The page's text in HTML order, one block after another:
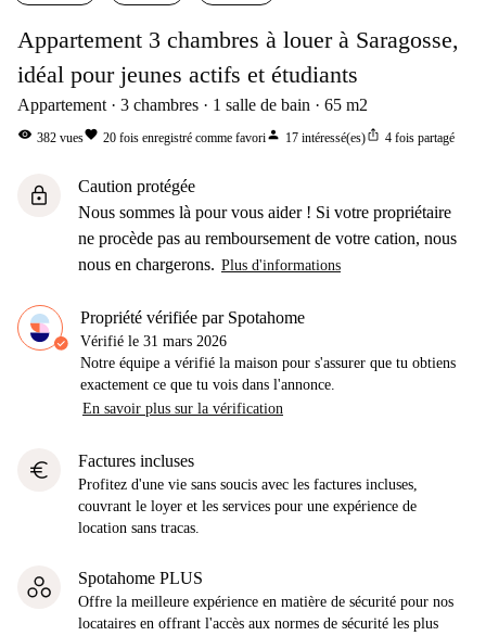
Appartement 3 chambres à louer à Saragosse,
idéal pour jeunes actifs et étudiants
Appartement 3 chambres 1 salle de bain 65 m2
visibility 382 vuesfavorite 20 fois enregistré comme favoriperson 17 intéressé(es)ios_share 4 fois partagé
lock
Caution protégée
Nous sommes là pour vous aider ! Si votre propriétaire
ne procède pas au remboursement de votre cation, nous
nous en chargerons. Plus d'informations
Propriété vérifiée par Spotahome
Vérifié le 31 mars 2026
Notre équipe a vérifié la maison pour s'assurer que tu obtiens
exactement ce que tu vois dans l'annonce.
En savoir plus sur la vérification
euro Factures incluses
Profitez d'une vie sans soucis avec les factures incluses,
couvrant le loyer et les services pour une expérience de
location sans tracas.
Spotahome PLUS
Offre la meilleure expérience en matière de sécurité pour nos
locataires en offrant l'accès aux normes de sécurité les plus